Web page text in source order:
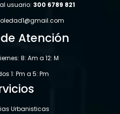
usuario: 300 6789 821
Atención
8: Am a 12: M
1: Pm a 5: Pm
Urbanisticas